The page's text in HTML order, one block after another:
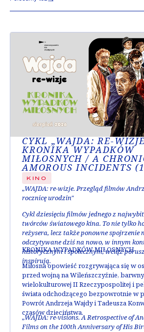
CYKL „WAJDA: RE-
KRONIKA WYPADKÓW
MIŁOSNYCH / A
AMOROUS INCIDENTS
KINO
„WAJDA: re-wizje. Przegląd filmów
rocznicę urodzin"
Cykl dziesięciu filmów jednego z
twórców światowego kina. To nie tylko
reżysera, lecz także ponowne spojrzenie
odczytywane dziś na nowo, w innym
historycznym i społecznym, wciąż
inspirują.
KRONIKA WYPADKÓW MIŁOSNYCH
Miłosna opowieść rozgrywająca się w
przed wojną na Wileńszczyźnie,
wielokulturowej II Rzeczypospolitej i
świata odchodzącego bezpowrotnie w
Powrót Andrzeja Wajdy i Tadeusza
czasów dzieciństwa.
„WAJDA: re-visions. A Retrospective of
Films on the 100th Anniversary of His